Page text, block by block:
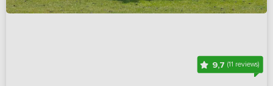
9,7(11 reviews)